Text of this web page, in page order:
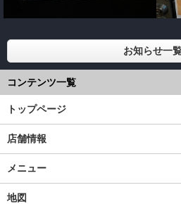
お知らせ一
コンテンツ一覧
トップページ
店舗情報
メニュー
地図